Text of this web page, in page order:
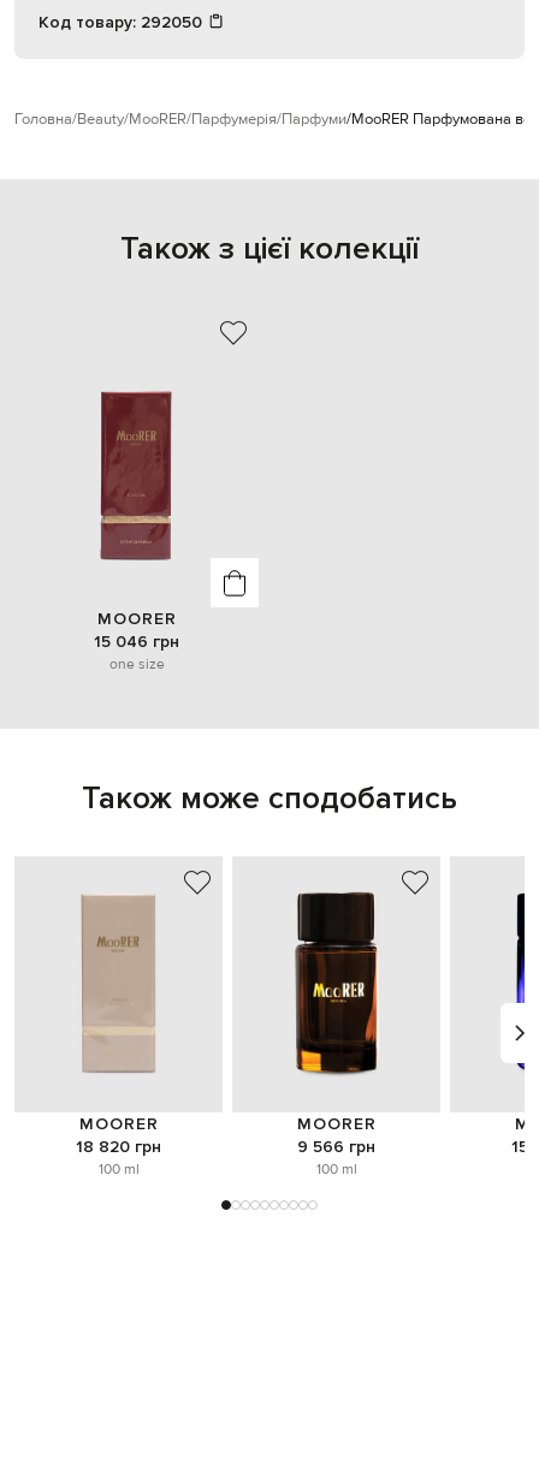
Код товару: 292050
Головна Beauty MooRER Парфумерія Парфуми MooRER Парфумована
Також з цієї колекції
MOORER
15 046 грн
one size
Також може сподобатись
MOORER
18 820 грн
100 ml
MOORER
9 566 грн
100 ml
15